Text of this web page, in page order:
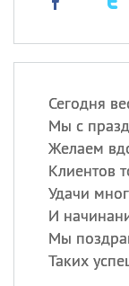
Сегодня
Мы с
Желаем
Клиентов
Удачи
И
Мы
Таких